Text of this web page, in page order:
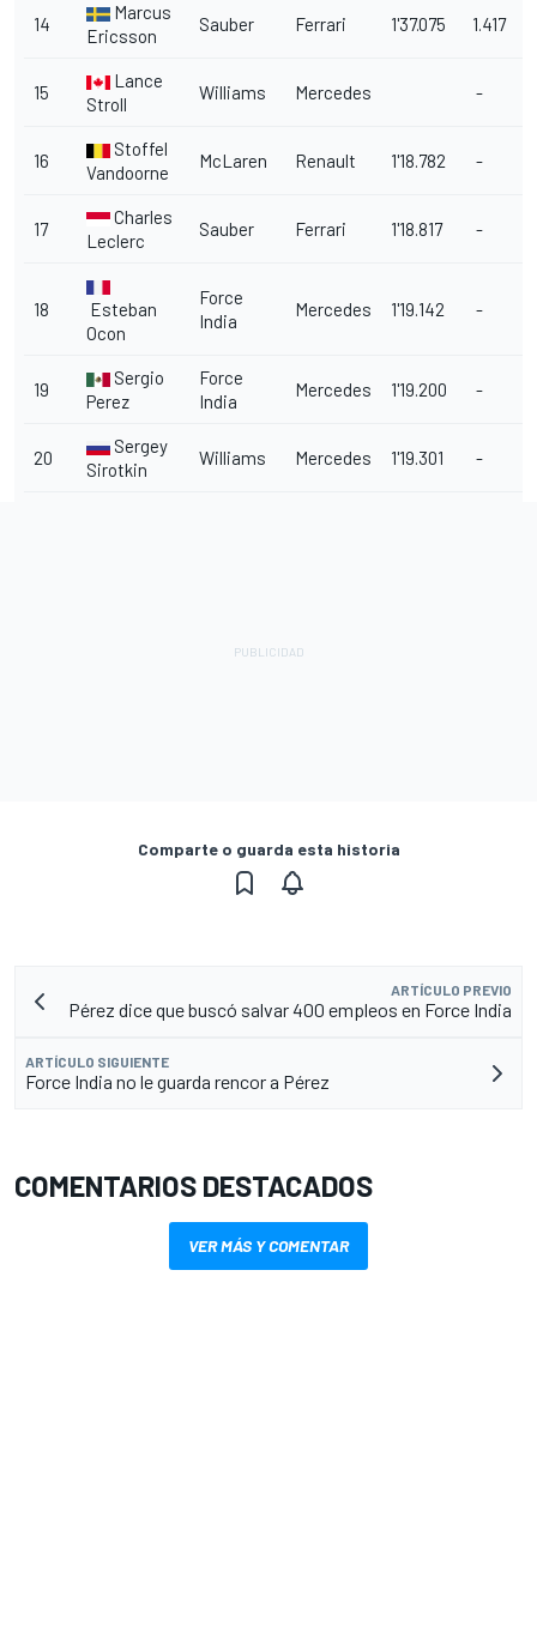
14
Marcus
Ericsson
Sauber Ferrari 1'37.075 1.417
15
Lance
Stroll
Williams Mercedes -
16
Stoffel
Vandoorne
McLaren Renault 1'18.782 -
17
Charles
Leclerc
Sauber Ferrari 1'18.817 -
18
Esteban
Ocon
Force
India
Mercedes 1'19.142 -
19
Sergio
Perez
Force
India
Mercedes 1'19.200 -
20
Sergey
Sirotkin
Williams Mercedes 1'19.301 -
Comparte o guarda esta historia
ARTÍCULO PREVIO
Pérez dice que buscó salvar 400 empleos en Force India
ARTÍCULO SIGUIENTE
Force India no le guarda rencor a Pérez
COMENTARIOS DESTACADOS
VER MÁS Y COMENTAR